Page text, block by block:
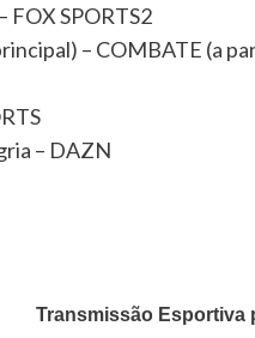
FOX SPORTS2
– COMBATE (a
– DAZN
Transmissão Esportiva